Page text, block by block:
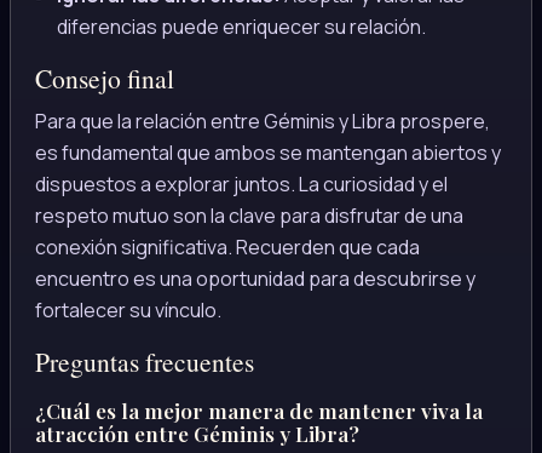
diferencias puede enriquecer su relación.
Consejo final
Para que la relación entre Géminis y Libra prospere,
es fundamental que ambos se mantengan abiertos y
dispuestos a explorar juntos. La curiosidad y el
respeto mutuo son la clave para disfrutar de una
conexión significativa. Recuerden que cada
encuentro es una oportunidad para descubrirse y
fortalecer su vínculo.
Preguntas frecuentes
¿Cuál es la mejor manera de mantener viva la
atracción entre Géminis y Libra?